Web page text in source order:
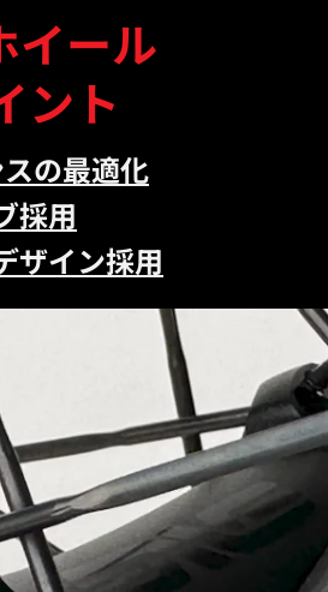
イール
ント
の最適化
採用
ザイン採用